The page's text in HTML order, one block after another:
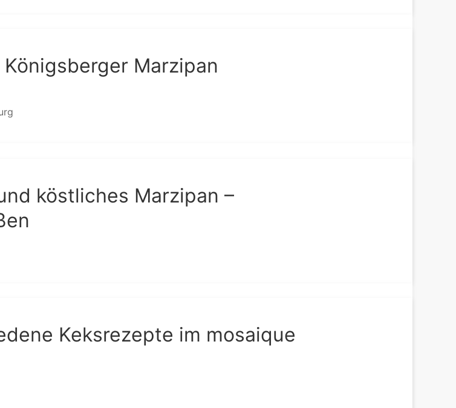
Marzipan
köstliches Marzipan –
Keksrezepte im mosaique